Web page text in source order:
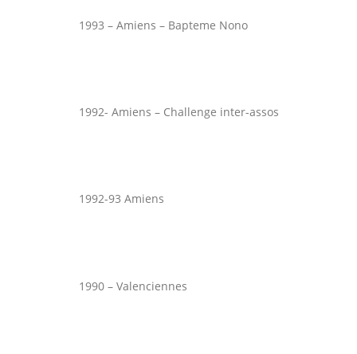
1993 – Amiens – Bapteme Nono
1992- Amiens – Challenge inter-assos
1992-93 Amiens
1990 – Valenciennes